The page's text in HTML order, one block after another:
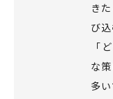
モアフィー
〒420-0858
き
び
「
な
多い